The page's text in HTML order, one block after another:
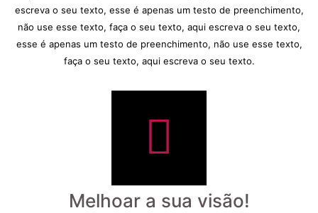
escreva o seu texto, esse é apenas um testo de preenchimento,
não use esse texto, faça o seu texto, aqui escreva o seu texto,
esse é apenas um testo de preenchimento, não use esse texto,
faça o seu texto, aqui escreva o seu texto.
Melhoar a sua visão!